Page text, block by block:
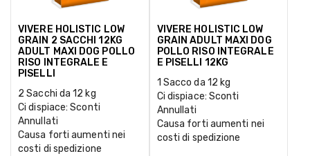
VIVERE HOLISTIC LOW
GRAIN 2 SACCHI 12KG
ADULT MAXI DOG POLLO
RISO INTEGRALE E
PISELLI
2 Sacchi da 12 kg
Ci dispiace: Sconti
Annullati
Causa forti aumenti nei
costi di spedizione
VIVERE HOLISTIC LOW
GRAIN ADULT MAXI DOG
POLLO RISO INTEGRALE
E PISELLI 12KG
1 Sacco da 12 kg
Ci dispiace: Sconti
Annullati
Causa forti aumenti nei
costi di spedizione